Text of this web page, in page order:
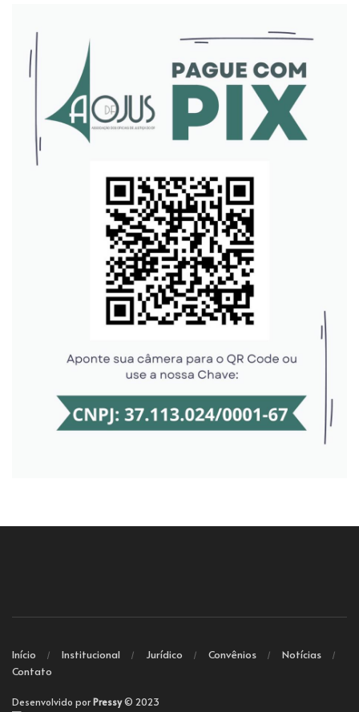
Início Institucional Jurídico Convênios
Notícias
Contato
Desenvolvido porPressy© 2023